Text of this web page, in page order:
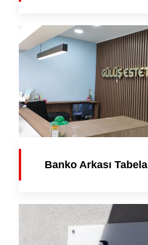
Banko Arkası Tabela